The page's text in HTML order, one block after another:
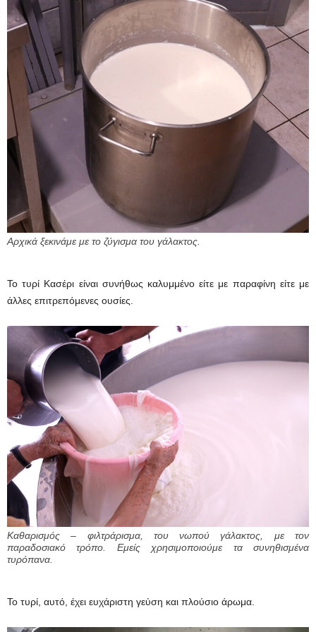
Αρχικά ξεκινάμε με το ζύγισμα του γάλακτος.
Το τυρί Κασέρι είναι συνήθως καλυμμένο είτε με παραφίνη είτε με
άλλες επιτρεπόμενες ουσίες.
Καθαρισμός – φιλτράρισμα, του νωπού γάλακτος, με τον
παραδοσιακό τρόπο. Εμείς χρησιμοποιούμε τα συνηθισμένα
τυρόπανα.
Το τυρί, αυτό, έχει ευχάριστη γεύση και πλούσιο άρωμα.